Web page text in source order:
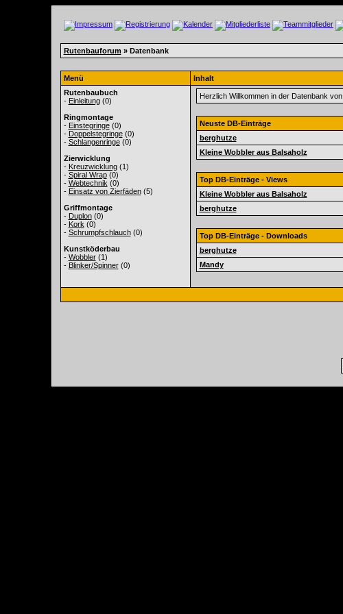
Rutenbauforum » Datenbank
Menü Inhalt
Rutenbaubuch
- Einleitung(0)
Ringmontage
- Einstegringe(0)
- Doppelstegringe(0)
- Schlangenringe(0)
Zierwicklung
- Kreuzwicklung(1)
- Spiral Wrap(0)
- Webtechnik (0)
- Einsatz von Zierfäden(5)
Griffmontage
- Duplon(0)
- Kork (0)
- Schrumpfschlauch(0)
Kunstköderbau
- Wobbler(1)
- Blinker/Spinner(0)
Herzlich Willkommen in der Datenbank von
Neuste DB-Einträge
berghutze
Kleine Wobbler aus Balsaholz
Top DB-Einträge - Views
Kleine Wobbler aus Balsaholz
berghutze
Top DB-Einträge - Downloads
berghutze
Mandy